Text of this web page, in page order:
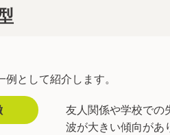
として紹介します。
友人関係や学校での
波が大きい傾向があ